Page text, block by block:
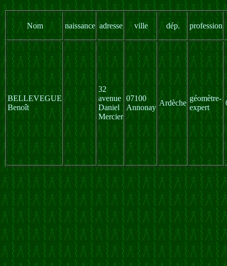
Nom naissance adresse ville dép. profession
BELLEVEGUE
Benoît
32
avenue
Daniel
Mercier
07100
Annonay
Ardèche
géomètre-
expert